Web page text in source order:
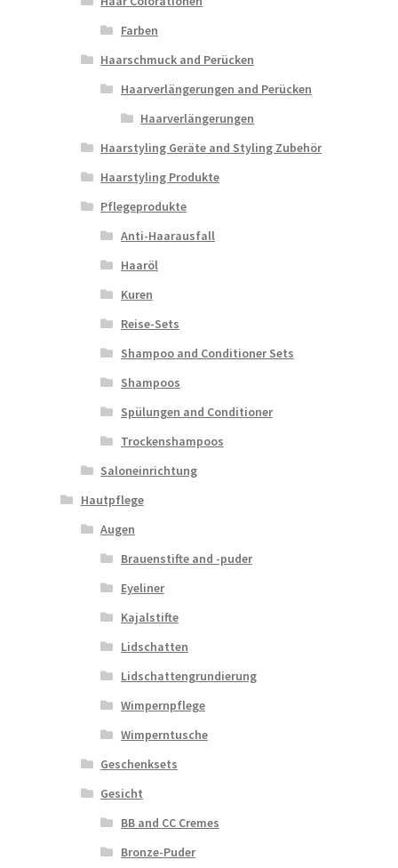
Farben
Haarschmuck and Perücken
Haarverlängerungen and Perücken
Haarverlängerungen
Haarstyling Geräte and Styling Zubehör
Haarstyling Produkte
Pflegeprodukte
Anti-Haarausfall
Haaröl
Kuren
Reise-Sets
Shampoo and Conditioner Sets
Shampoos
Spülungen and Conditioner
Trockenshampoos
Saloneinrichtung
Hautpflege
Augen
Brauenstifte and -puder
Eyeliner
Kajalstifte
Lidschatten
Lidschattengrundierung
Wimpernpflege
Wimperntusche
Geschenksets
Gesicht
BB and CC Cremes
Bronze-Puder